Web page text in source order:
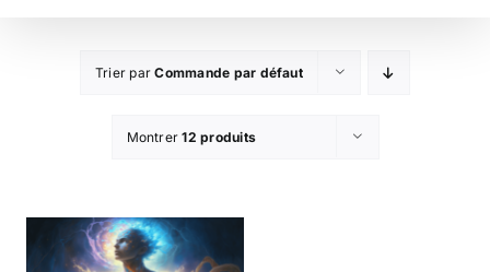
Trier parCommande par défaut
Montrer12 produits